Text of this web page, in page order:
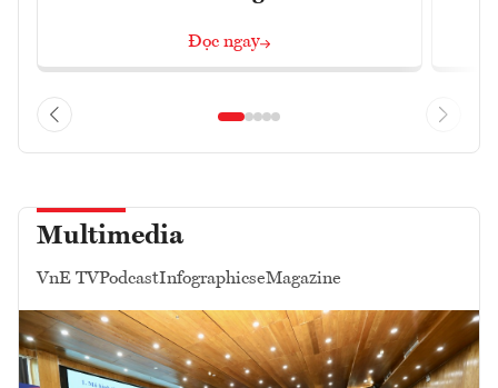
Đọc ngay
Multimedia
VnE TVPodcastInfographicseMagazine